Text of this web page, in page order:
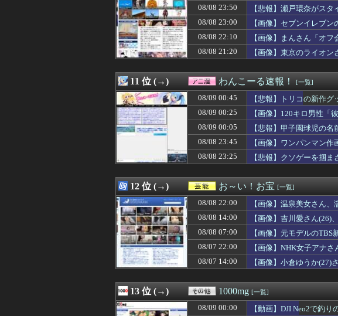
08/09 00:11
【悲報】女球審、高校球児にキレられ
08/09 00:11
【画像】加工なしのローカル地下アイ
08/09 00:10
【画像】セクシー女優・涼森れむ、パ
08/09 00:10
【画像】ソープ嬢「私ほんのちょっ
08/09 00:10
【悲報】ヒナタ、サクラ、織姫、ナル
08/09 00:10
【東大調査】一部のSNSだけではなく
08/09 00:09
【朗報】SES10年目で年収400万円のワ
08/09 00:09
【悲報】ワイのスニーカー、パンティ
08/09 00:09
嫁からもらったクリスマスプレゼント
08/09 00:07
【FF14】Switch2版初心者さん、いき
08/09 00:07
【順位戦C級2組】獺ヶ口笑保人四段
08/09 00:07
【朗報】AKB48にまたしても新たなコ
岸田文雄「日米の為替介入は一時しの
【徹底議論】漫画史上「最大のやらか
08/09 00:06
ワイの彼女が衝撃の事実を開示してき
08/09 00:05
【画像】セクシー女優の瀬戸環奈さん
08/09 00:05
もしも日本全土がRPG化したらを考え
08/09 00:05
【画像】アスリート、運動の30分前
08/09 00:05
【緊急】55歳のジジイだがとんでもな
08/09 00:05
【悲報】甲子園球児の名前、ガチで読
08/09 00:05
【セ順位】虎兎=====//===‐星=燕==竜
08/09 00:05
今日から業務報告書の「庶務」ってい
08/09 00:05
【画像】原爆資料館でPTSDになる子
08/09 00:04
【朗報】花澤香菜(37)、まだ誰のも
08/09 00:03
【朗報】るろうに剣心の志々雄様「十
08/09 00:03
【朗報】メンヘラ女の子、可愛すぎる
08/09 00:03
【朗報】『8番出口』金ローで地上波
08/08 23:50
【悲報】瀬戸環奈がス
08/08 23:00
【画像】セブンイレブ
08/08 22:10
【画像】まんさん「オ
08/08 21:20
【画像】東京のライオ
11 位 (→) わんこーる速報！ [一覧]
08/09 00:45
【悲報】トリコの新作
08/09 00:25
【画像】120キロ男性
08/09 00:05
【悲報】甲子園球児の
08/08 23:45
【画像】ワンパンマン
08/08 23:25
【悲報】クソゲーを掴
12 位 (→) お～い！お宝 [一覧]
08/08 22:00
【画像】温泉美女さん
08/08 14:00
【画像】吉川愛さん(26)
08/08 07:00
【画像】元モデルの
08/07 22:00
【画像】NHK女子アナ
08/07 14:00
【画像】小倉ゆうか(27)
13 位 (→) 1000mg [一覧]
08/09 00:00
【動画】DJI Neo2で釣